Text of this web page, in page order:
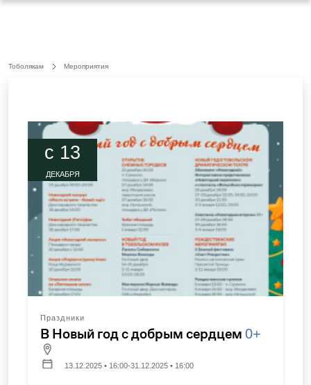
Тоболякам Мероприятия
c 13
ДЕКАБРЯ
Праздники
В Новый год с добрым сердцем 0+
13.12.2025 • 16:00-31.12.2025 • 16:00